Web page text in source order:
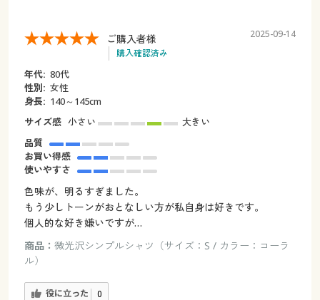
ご購入者様
購入確認済み
2025-09-14
年代: 80代
性別: 女性
身長: 140～145cm
サイズ感 小さい
大きい
品質
お買い得感
使いやすさ
色味が、明るすぎました。
もう少しトーンがおとなしい方が私自身は好きです。
個人的な好き嫌いですが…
商品： 微光沢シンプルシャツ（サイズ：S / カラー：コーラ
ル）
役に立った 0